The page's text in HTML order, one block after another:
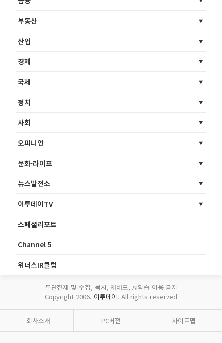
부동산
산업
경제
국제
정치
사회
오피니언
문화·라이프
뉴스발전소
이투데이TV
스페셜리포트
Channel 5
위너스IR클럽
무단전재 및 수집, 복사, 재배포, AI학습 이용 금지
Copyright 2006. 이투데이. All rights reserved
회사소개 PC버전 사이트맵